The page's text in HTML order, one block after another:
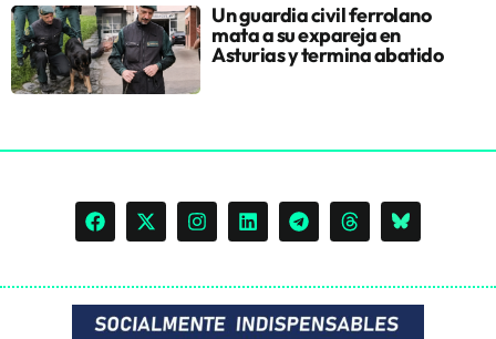
Un guardia civil ferrolano
mata a su expareja en
Asturias y termina abatido